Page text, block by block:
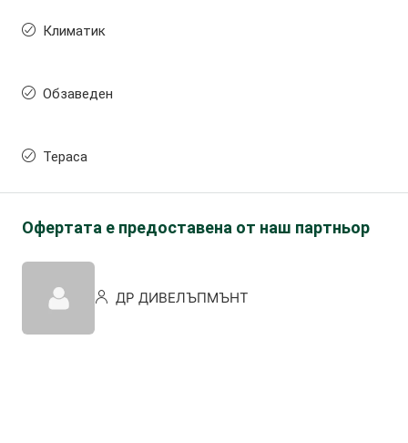
Климатик
Обзаведен
Тераса
Офертата е предоставена от наш партньор
ДР ДИВЕЛЪПМЪНТ